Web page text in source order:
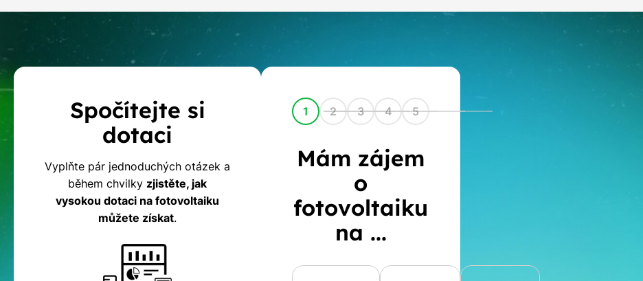
Kalkulačka
dotací
na
fotovoltaiku
Spočítejte si
dotaci
Vyplňte pár jednoduchých otázek a
během chvilky zjistěte, jak
vysokou dotaci na fotovoltaiku
můžete získat.
1 2 3 4 5
Mám zájem
o
fotovoltaiku
na ...